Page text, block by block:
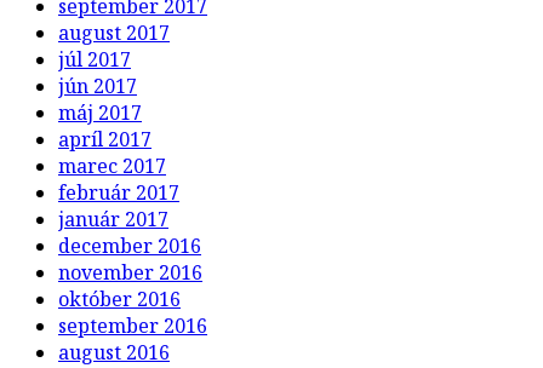
september 2017
august 2017
júl 2017
jún 2017
máj 2017
apríl 2017
marec 2017
február 2017
január 2017
december 2016
november 2016
október 2016
september 2016
august 2016